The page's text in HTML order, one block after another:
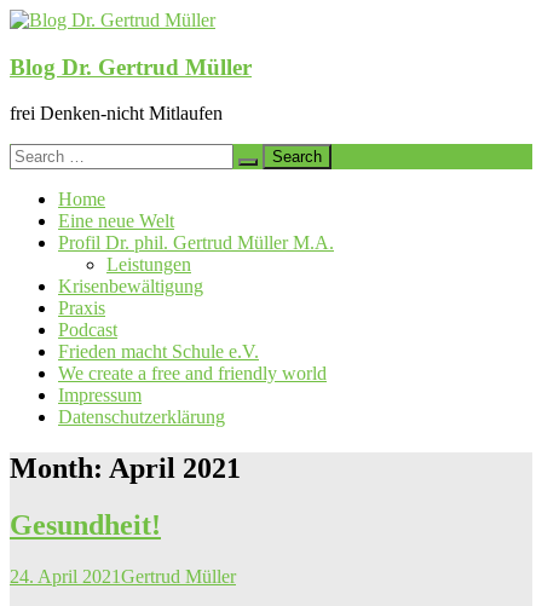
Skip
content
Blog Dr. Gertrud Müller
frei Denken-nicht Mitlaufen
Search
for:
Home
Eine neue Welt
Profil Dr. phil. Gertrud Müller M.A.
Leistungen
Krisenbewältigung
Praxis
Podcast
Frieden macht Schule e.V.
We create a free and friendly world
Impressum
Datenschutzerklärung
Month: April 2021
Gesundheit!
24. April 2021Gertrud Müller